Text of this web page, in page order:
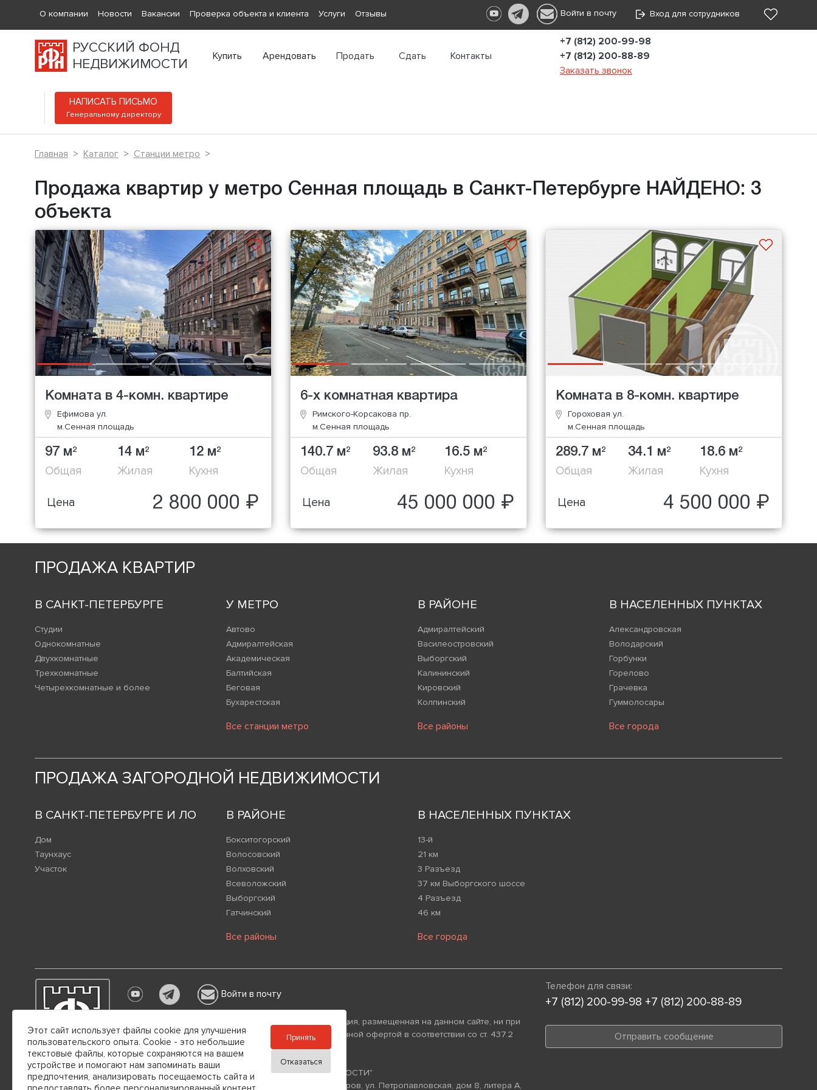
О компании Новости Вакансии Проверка объекта и клиента Услуги Отзывы Войти в почту Вход для сотрудников
РУССКИЙ ФОНД
НЕДВИЖИМОСТИ
Купить Арендовать Продать Сдать Контакты
+7 (812) 200-99-98
+7 (812) 200-88-89
Заказать звонок
НАПИСАТЬ ПИСЬМО
Генеральному директору
Главная Каталог Станции метро
Продажа квартир у метро Сенная площадь в Санкт-Петербурге НАЙДЕНО: 3
объекта
Комната в 4-комн. квартире
Ефимова ул.
м.Сенная площадь
97 м2
Общая
14 м2
Жилая
12 м2
Кухня
Цена 2 800 000 ₽
6-х комнатная квартира
Римского-Корсакова пр.
м.Сенная площадь
140.7 м2
Общая
93.8 м2
Жилая
16.5 м2
Кухня
Цена 45 000 000 ₽
Комната в 8-комн. квартире
Гороховая ул.
м.Сенная площадь
289.7 м2
Общая
34.1 м2
Жилая
18.6 м2
Кухня
Цена 4 500 000 ₽
ПРОДАЖА КВАРТИР
В САНКТ-ПЕТЕРБУРГЕ
Студии
Однокомнатные
Двухкомнатные
Трехкомнатные
Четырехкомнатные и более
У МЕТРО
Автово
Адмиралтейская
Академическая
Балтийская
Беговая
Бухарестская
Все станции метро
В РАЙОНЕ
Адмиралтейский
Василеостровский
Выборгский
Калининский
Кировский
Колпинский
Все районы
В НАСЕЛЕННЫХ ПУНКТАХ
Александровская
Володарский
Горбунки
Горелово
Грачевка
Гуммолосары
Все города
ПРОДАЖА ЗАГОРОДНОЙ НЕДВИЖИМОСТИ
В САНКТ-ПЕТЕРБУРГЕ И ЛО
Дом
Таунхаус
Участок
В РАЙОНЕ
Бокситогорский
Волосовский
Волховский
Всеволожский
Выборгский
Гатчинский
Все районы
В НАСЕЛЕННЫХ ПУНКТАХ
13-й
21 км
3 Разъезд
37 км Выборгского шоссе
4 Разъезд
46 км
Все города
Войти в почту
Настоящим информируем вас о том, что вся информация, размещенная на данном сайте, ни при
каких обстоятельствах не может признаваться публичной офертой в соответствии со ст. 437.2
Гражданского кодекса РФ.
Общество с ограниченной ответственностью "РУССКИЙ ФОНД НЕДВИЖИМОСТИ"
197022, г. Санкт-Петербург, вн.тер. г. Муниципальный Округ Аптекарский Остров, ул. Петропавловская, дом 8, литера А,
Телефон для связи:
+7 (812) 200-99-98 +7 (812) 200-88-89
Отправить сообщение
Этот сайт использует файлы cookie для улучшения
пользовательского опыта. Cookie - это небольшие
текстовые файлы, которые сохраняются на вашем
устройстве и помогают нам запоминать ваши
предпочтения, анализировать посещаемость сайта и
Принять
Отказаться